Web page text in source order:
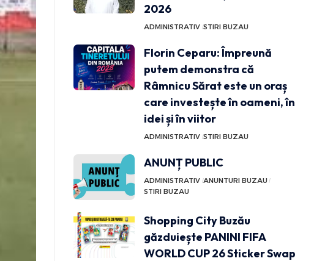
2026
ADMINISTRATIV STIRI BUZAU
Florin Ceparu: Împreună
putem demonstra că
Râmnicu Sărat este un oraș
care investește în oameni, în
idei și în viitor
ADMINISTRATIV STIRI BUZAU
ANUNȚ PUBLIC
ADMINISTRATIV ANUNTURI BUZAU
STIRI BUZAU
Shopping City Buzău
găzduiește PANINI FIFA
WORLD CUP 26 Sticker Swap